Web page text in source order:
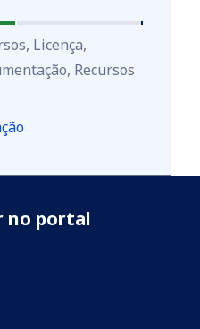
Licença,
Recursos
no portal